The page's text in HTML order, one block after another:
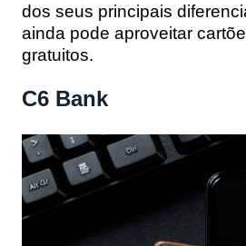
dos seus principais
ainda pode aproveitar
gratuitos.
C6 Bank